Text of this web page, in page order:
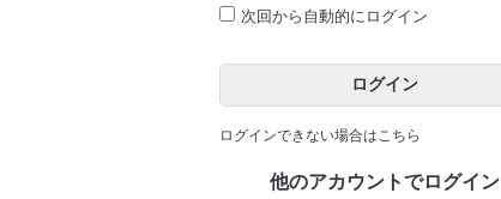
次回から自動的にログイン
ログイン
ログインできない場合はこちら
他のアカウントでログイン